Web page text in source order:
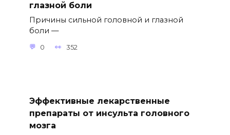
глазной боли
Причины сильной головной и глазной
боли —
0 352
Эффективные лекарственные
препараты от инсульта головного
мозга